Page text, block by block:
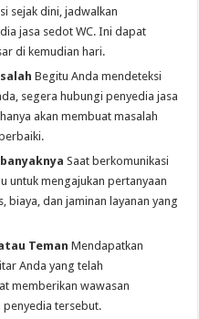
sejak dini, jadwalkan
jasa sedot WC. Ini dapat
di kemudian hari.
Begitu Anda mendeteksi
segera hubungi penyedia jasa
akan membuat masalah
Saat berkomunikasi
untuk mengajukan pertanyaan
biaya, dan jaminan layanan yang
Teman Mendapatkan
Anda yang telah
memberikan wawasan
penyedia tersebut.